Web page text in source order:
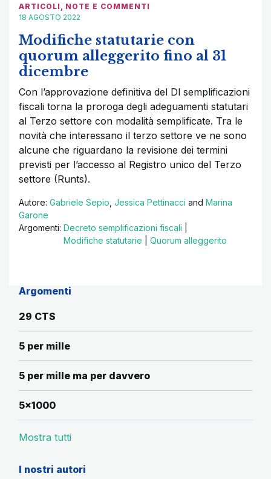
ARTICOLI , NOTE E COMMENTI
18 AGOSTO 2022
Modifiche statutarie con
quorum alleggerito fino al 31
dicembre
Con l’approvazione definitiva del Dl semplificazioni
fiscali torna la proroga degli adeguamenti statutari
al Terzo settore con modalità semplificate. Tra le
novità che interessano il terzo settore ve ne sono
alcune che riguardano la revisione dei termini
previsti per l’accesso al Registro unico del Terzo
settore (Runts).
Autore: Gabriele Sepio, Jessica Pettinacci and Marina
Garone
Argomenti: Decreto semplificazioni fiscali
Modifiche statutarie
Quorum alleggerito
Argomenti
29 CTS
5 per mille
5 per mille ma per davvero
5x1000
Mostra tutti
I nostri autori